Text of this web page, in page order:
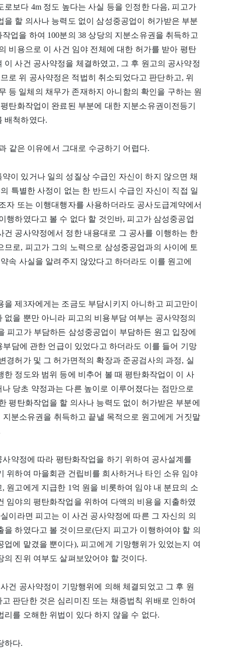
보다 4m 정도 높다는 사실 등을 인정한 다음, 피고가
할 의사나 능력도 없이 삼성중공업이 허가받은 부분
업을 하여 100분의 38 상당의 지분소유권을 취득하고
비용으로 이 사건 임야 전체에 대한 허가를 받아 평탄
사건 공사약정을 체결하였고, 그 후 원고의 공사약정
로 위 공사약정은 적법히 취소되었다고 판단하고, 위
등 일체의 채무가 존재하지 아니함의 확인을 구하는 원
탄화작업이 완료된 부분에 대한 지분소유권이전등기
배척하였다.
같은 이유에서 그대로 수긍하기 어렵다.
이 있거나 일의 성질상 수급인 자신이 하지 않으면 채
특별한 사정이 없는 한 반드시 수급인 자신이 직접 일
자 또는 이행대행자를 사용하더라도 공사도급계약에서
행하였다고 볼 수 없다 할 것인바, 피고가 삼성중공업
공사약정에서 정한 내용대로 그 공사를 이행하는 한
로, 피고가 그의 노력으로 삼성중공업과의 사이에 토
속 사실을 알려주지 않았다고 하더라도 이를 원고에
제3자에게는 조금도 부담시키지 아니하고 피고만이
을 뿐만 아니라 피고의 비용부담 여부는 공사약정의
피고가 부담하든 삼성중공업이 부담하든 원고 입장에
담에 관한 언급이 있었다고 하더라도 이를 들어 기망
경허가 및 그 허가면적의 확장과 준공검사의 과정, 실
정도와 범위 등에 비추어 볼 때 평탄화작업이 이 사
당초 약정과는 다른 높이로 이루어졌다는 점만으로
평탄화작업을 할 의사나 능력도 없이 허가받은 부분에
분소유권을 취득하고 끝낼 목적으로 원고에게 거짓말
약정에 따라 평탄화작업을 하기 위하여 공사설계를
위하여 마을회관 건립비를 희사하거나 타인 소유 임야
원고에게 지급한 1억 원을 비롯하여 임야 내 분묘의 소
임야의 평탄화작업을 위하여 다액의 비용을 지출하였
이라면 피고는 이 사건 공사약정에 따른 그 자신의 의
하였다고 볼 것이므로(단지 피고가 이행하여야 할 의
에 맡겼을 뿐이다), 피고에게 기망행위가 있었는지 여
진위 여부도 살펴보았어야 할 것이다.
건 공사약정이 기망행위에 의해 체결되었고 그 후 원
판단한 것은 심리미진 또는 채증법칙 위배로 인하여
를 오해한 위법이 있다 하지 않을 수 없다.
하다.